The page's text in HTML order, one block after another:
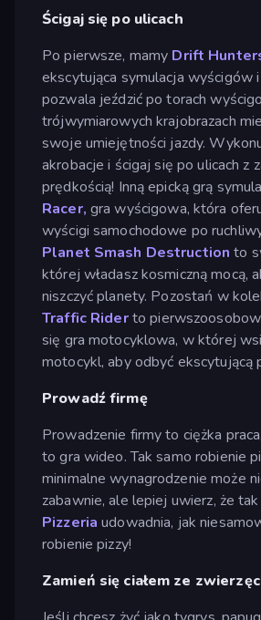
Ścigaj się po ulicach
Po pierwsze, mamy Drift
ekscytująca symulacja wyścigów
pozwala jeździć po torach
trójwymiarowych krajobrazach
swoje umiejętności jazdy.
akrobacje i ścigaj się po ulicach z
prędkością! Inną epicką grą
Racer, gra wyścigowa, która
wyścigi samochodowe po
Planet Smash Destruction to
której władasz kosmiczną mocą,
niszczyć planety. Pozostań w
Traffic Riderto
się gra motocyklowa, w której
motocykl, aby odbyć ekscytującą
Prowadź firmę
Prowadzenie firmy to ciężka
to gra wideo. Tak samo robienie
minimalne wynagrodzenie może
zabawnie, ale lepiej uwierz, że
Pizzeria udowadnia, jak
robienie pizzy!
Zamień się ciałem ze